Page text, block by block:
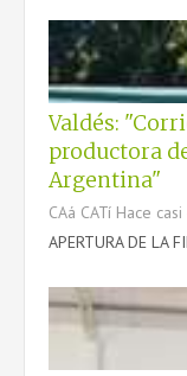
Valdés:
productora
Argentina"
CAá CATí Hace
APERTURA DE LA